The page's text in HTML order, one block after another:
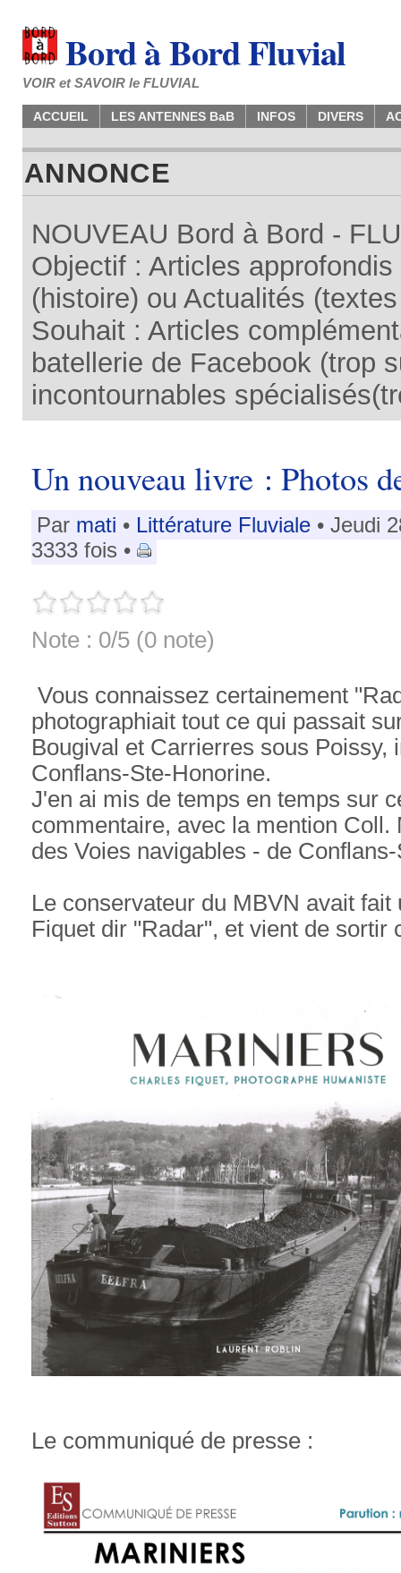
Bord à Bord Fluvial
VOIR et SAVOIR le FLUVIAL
ACCUEIL LES ANTENNES BaB INFOS DIVERS
ANNONCE
NOUVEAU Bord à Bord -
Objectif : Articles
(histoire) ou Actualités
Souhait : Articles
batellerie de Facebook (trop
incontournables
Un nouveau livre : Photos
Par mati • Littérature Fluviale • Jeudi
3333 fois •
Note : 0/5 (0 note)
Vous connaissez certainement
photographiait tout ce qui passait
Bougival et Carrierres sous Poissy,
Conflans-Ste-Honorine.
J'en ai mis de temps en temps sur
commentaire, avec la mention
des Voies navigables - de
Le conservateur du MBVN avait
Fiquet dir "Radar", et vient de sortir
Le communiqué de presse :